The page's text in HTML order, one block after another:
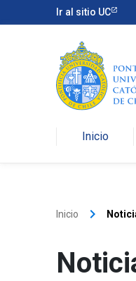
Ir al sitio UC
Inicio
Inicio keyboard_arrow_right